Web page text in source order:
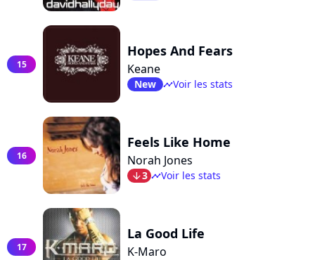
15
Hopes And Fears
Keane
New timelineVoir les stats
16
Feels Like Home
Norah Jones
arrow_bot3 timelineVoir les stats
17
La Good Life
K-Maro